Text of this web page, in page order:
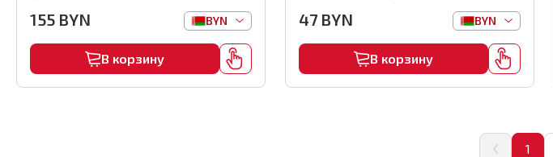
155 BYN BYN
В корзину
47 BYN BYN
В корзину
1